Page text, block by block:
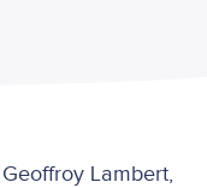
Lambert,